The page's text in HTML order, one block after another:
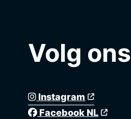
Volg ons
Instagram
Facebook NL